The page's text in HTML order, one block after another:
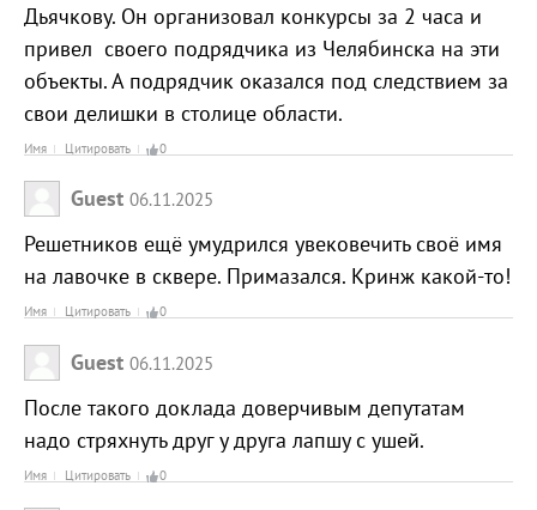
Дьячкову. Он организовал конкурсы за 2 часа и
привел своего подрядчика из Челябинска на эти
объекты. А подрядчик оказался под следствием за
свои делишки в столице области.
Имя Цитировать 0
Guest 06.11.2025
Решетников ещё умудрился увековечить своё имя
на лавочке в сквере. Примазался. Кринж какой-то!
Имя Цитировать 0
Guest 06.11.2025
После такого доклада доверчивым депутатам
надо стряхнуть друг у друга лапшу с ушей.
Имя Цитировать 0